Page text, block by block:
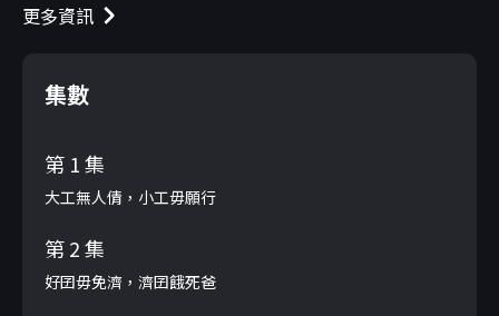
更多資訊
集數
第 1 集
大工無人倩，小工毋願行
第 2 集
好囝毋免濟，濟囝餓死爸